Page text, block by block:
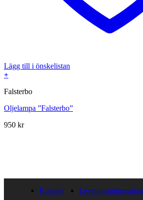
Lägg till i önskelistan
+
Falsterbo
Oljelampa ”Falsterbo”
950 kr
Kontakt Leveransinformation